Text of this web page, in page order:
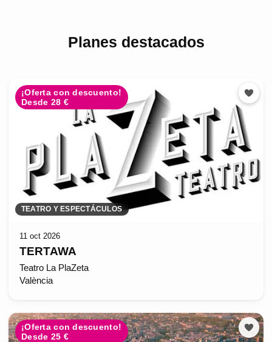
Planes destacados
¡Oferta con descuento!
Desde 28 €
TEATRO Y ESPECTÁCULOS
11 oct 2026
TERTAWA
Teatro La PlaZeta
València
¡Oferta con descuento!
Desde 25 €